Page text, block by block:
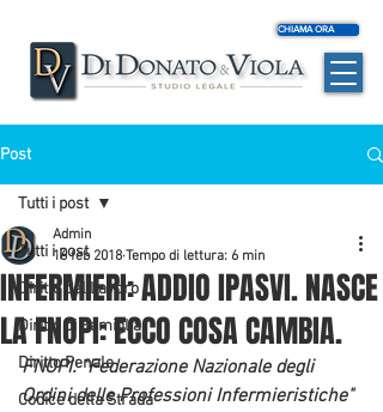
CHIAMA ORA
Post
Tutti i post
Diritto del Lavoro
Diritto di Famiglia
Diritto Penale
Codice della Strada
Tutti i post
INFERMIERI: ADDIO IPASVI. NASCE
LA FNOPI: ECCO COSA CAMBIA.
Admin
16 feb 2018 Tempo di lettura: 6 min
FNOPI: "Federazione Nazionale degli
Ordini delle Professioni Infermieristiche"